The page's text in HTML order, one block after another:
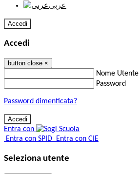
عربى
Accedi
Accedi
button close ×
Nome Utente
Password
Password dimenticata?
Entra con
Entra con SPID Entra con CIE
Seleziona utente